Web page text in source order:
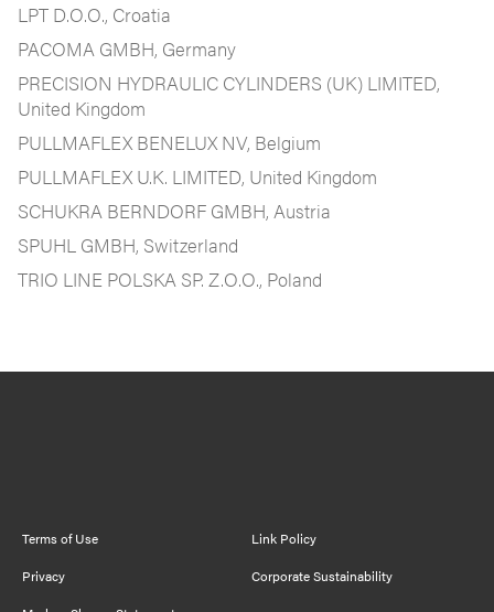
LPT D.O.O., Croatia
PACOMA GMBH, Germany
PRECISION HYDRAULIC CYLINDERS (UK) LIMITED,
United Kingdom
PULLMAFLEX BENELUX NV, Belgium
PULLMAFLEX U.K. LIMITED, United Kingdom
SCHUKRA BERNDORF GMBH, Austria
SPUHL GMBH, Switzerland
TRIO LINE POLSKA SP. Z.O.O., Poland